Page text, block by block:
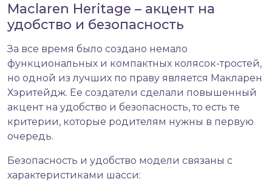
Maclaren Heritage – акцент на
удобство и безопасность
За все время было создано немало
функциональных и компактных колясок-тростей,
но одной из лучших по праву является Макларен
Хэритейдж. Ее создатели сделали повышенный
акцент на удобство и безопасность, то есть те
критерии, которые родителям нужны в первую
очередь.
Безопасность и удобство модели связаны с
характеристиками шасси: